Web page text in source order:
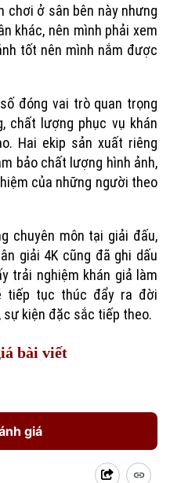
chơi ở sân bên này nhưng
khác, nên mình phải xem
tốt nên mình nắm được
đóng vai trò quan trọng
chất lượng phục vụ khán
Hai ekip sản xuất riêng
bảo chất lượng hình ảnh,
của những người theo
chuyên môn tại giải đấu,
giải 4K cũng đã ghi dấu
trải nghiệm khán giả làm
tiếp tục thúc đẩy ra đời
kiện đặc sắc tiếp theo.
bài viết
giá